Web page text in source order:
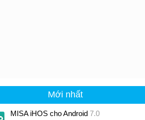
Mới nhất
MISA iHOS cho Android 7.0